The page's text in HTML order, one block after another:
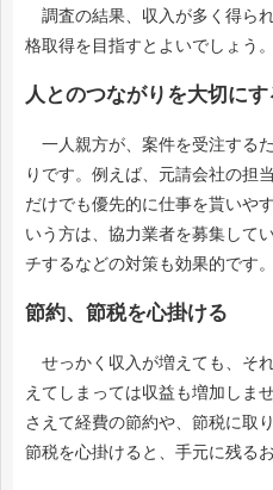
調査の結果、収入が多く得ら
格取得を目指すとよいでしょう。
人とのつながりを大切にす
一人親方が、案件を受注する
りです。例えば、元請会社の担
だけでも優先的に仕事を貰いや
いう方は、協力業者を募集して
チするなどの対策も効果的です。
節約、節税を心掛ける
せっかく収入が増えても、そ
えてしまっては収益も増加しま
さえて経費の節約や、節税に取
節税を心掛けると、手元に残る